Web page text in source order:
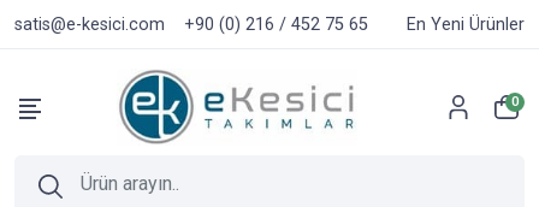
satis@e-kesici.com +90 (0) 216 / 452 75 65 En Yeni Ürünler
0